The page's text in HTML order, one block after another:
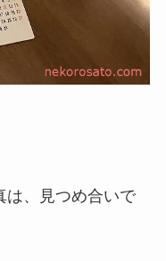
は、見つめ合いで